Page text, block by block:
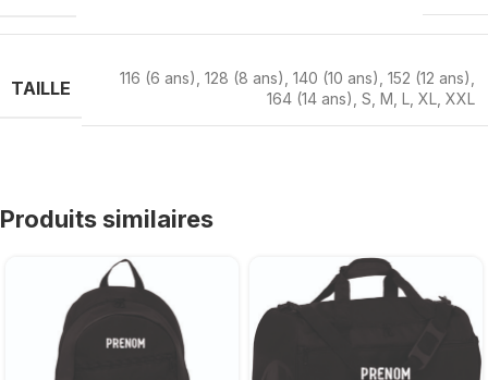
TAILLE 116 (6 ans) 128 (8 ans) 140 (10 ans) 152 (12 ans)
164 (14 ans) S M L XL XXL
Produits similaires